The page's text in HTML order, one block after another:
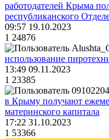
работодателей Крыма
республиканского
09:57 19.10.2023
1 24876
использование
13:49 09.11.2023
1 23385
в Крыму получают
материнского капитала
17:22 31.10.2023
1 53366